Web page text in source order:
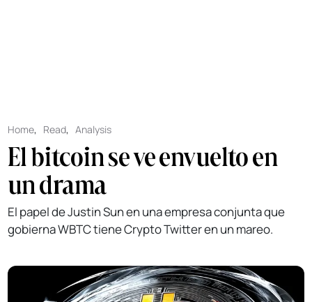
Home, Read,Analysis
El bitcoin se ve envuelto en
un drama
El papel de Justin Sun en una empresa conjunta que
gobierna WBTC tiene Crypto Twitter en un mareo.